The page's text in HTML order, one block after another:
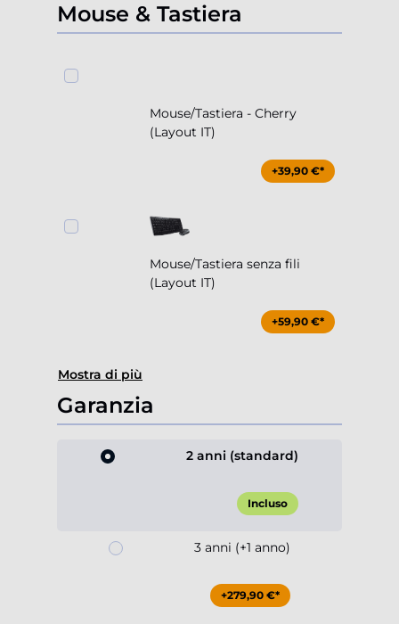
Mouse & Tastiera
Mouse/Tastiera - Cherry
(Layout IT)
+39,90 €*
Mouse/Tastiera senza fili
(Layout IT)
+59,90 €*
Mostra di più
Garanzia
2 anni (standard)
Incluso
3 anni (+1 anno)
+279,90 €*